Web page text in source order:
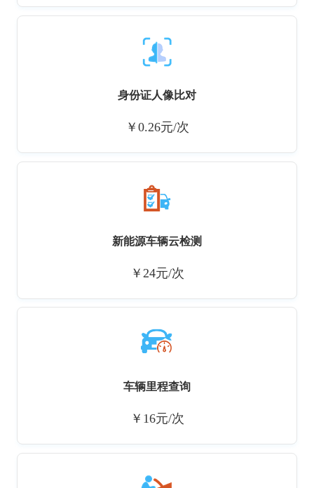
身份证人像比对
￥0.26元/次
新能源车辆云检测
￥24元/次
车辆里程查询
￥16元/次